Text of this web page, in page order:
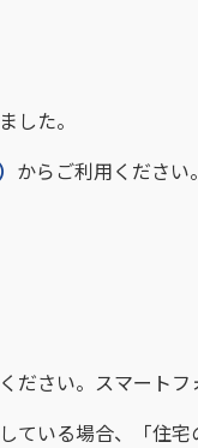
した。
からご利用ください。
さい。スマートフ
ている場合、「住